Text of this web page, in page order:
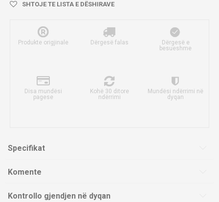
SHTOJE TE LISTA E DËSHIRAVE
Produkte origjinale Dërgesë falas
Dërgesë e
besueshme
Disa mundësi
pagese
Kohë 30 ditore
ndërrimi
Mundësi ndërrimi në
dyqan
Specifikat
Komente
Kontrollo gjendjen në dyqan